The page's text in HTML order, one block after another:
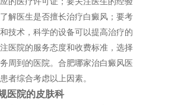
解医生是否擅长治疗白癜风；要考
技术，科学的设备可以提高治疗的
医院的服务态度和收费标准，选择
周到的医院。合肥哪家治白癜风医
者综合考虑以上因素。
医院的皮肤科